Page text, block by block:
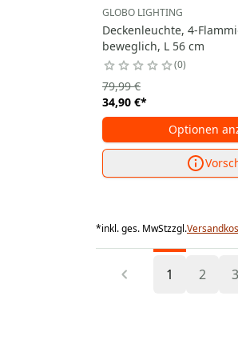
GLOBO LIGHTING
Deckenleuchte, 4-
beweglich, L 56 cm
0
34,90 €*
79,99 €
Optionen
*inkl. ges. MwStzzgl.
1 2 3